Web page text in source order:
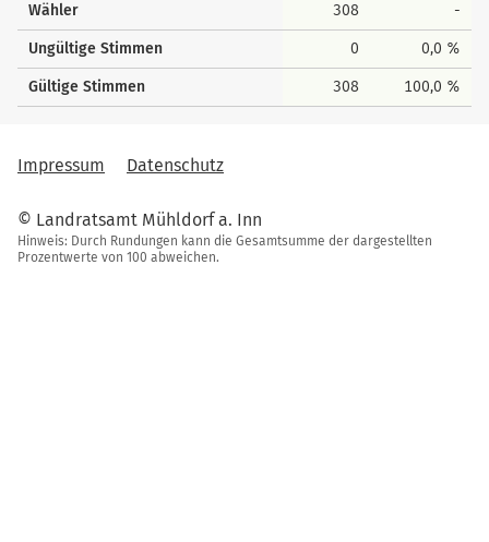
Wähler 308 -
Ungültige Stimmen 0 0,0 %
Gültige Stimmen 308 100,0 %
Impressum Datenschutz
© Landratsamt Mühldorf a. Inn
Hinweis: Durch Rundungen kann die Gesamtsumme der dargestellten
Prozentwerte von 100 abweichen.